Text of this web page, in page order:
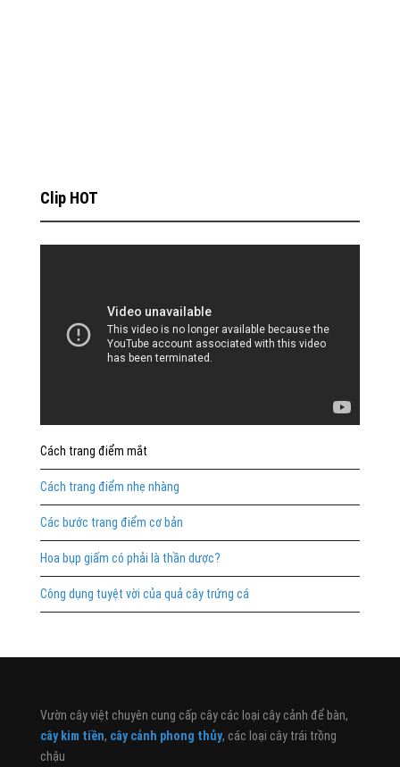
Clip HOT
Cách trang điểm mắt
Cách trang điểm nhẹ nhàng
Các bước trang điểm cơ bản
Hoa bụp giấm có phải là thần dược?
Công dụng tuyệt vời của quả cây trứng cá
Vườn cây việt chuyên cung cấp cây các loại cây cảnh để bàn,
cây kim tiền, cây cảnh phong thủy, các loại cây trái trồng
chậu